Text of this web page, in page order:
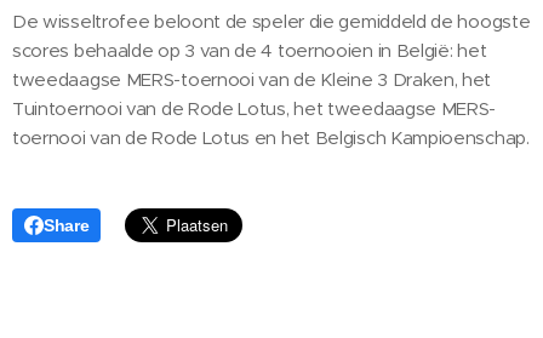
De wisseltrofee beloont de speler die gemiddeld de hoogste
scores behaalde op 3 van de 4 toernooien in België: het
tweedaagse MERS-toernooi van de Kleine 3 Draken, het
Tuintoernooi van de Rode Lotus, het tweedaagse MERS-
toernooi van de Rode Lotus en het Belgisch Kampioenschap.
Share